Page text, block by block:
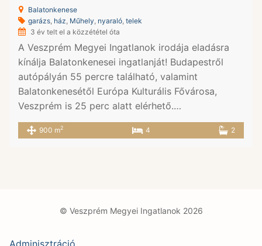
Balatonkenese
garázs ház Műhely nyaraló telek
3 év telt el a közzététel óta
A Veszprém Megyei Ingatlanok irodája eladásra
kínálja Balatonkenesei ingatlanját! Budapestről
autópályán 55 percre található, valamint
Balatonkenesétől Európa Kulturális Fővárosa,
Veszprém is 25 perc alatt elérhető.…
900 m2 4 2
© Veszprém Megyei Ingatlanok 2026
Adminisztráció